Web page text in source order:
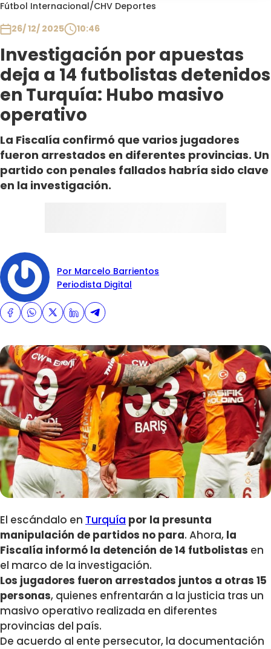
Fútbol Internacional/CHV Deportes
26/ 12/ 2025
10:46
Investigación por apuestas
deja a 14 futbolistas detenidos
en Turquía: Hubo masivo
operativo
La Fiscalía confirmó que varios jugadores
fueron arrestados en diferentes provincias. Un
partido con penales fallados habría sido clave
en la investigación.
Por Marcelo Barrientos
Periodista Digital
El escándalo en Turquía por la presunta
manipulación de partidos no para. Ahora, la
Fiscalía informó la detención de 14 futbolistas en
el marco de la investigación.
Los jugadores fueron arrestados juntos a otras 15
personas, quienes enfrentarán a la justicia tras un
masivo operativo realizada en diferentes
provincias del país.
De acuerdo al ente persecutor, la documentación
Programas
Club De La Comedia
Contigo en Directo
Plan Perfecto
El Tiempo
Sabingo
Todos Los Programas